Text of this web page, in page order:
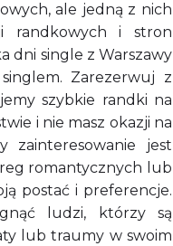
ale jedną z nich
randkowych i stron
dni single z Warszawy
Zarezerwuj z
szybkie randki na
i nie masz okazji na
zainteresowanie jest
romantycznych lub
postać i preferencje.
ludzi, którzy są
lub traumy w swoim